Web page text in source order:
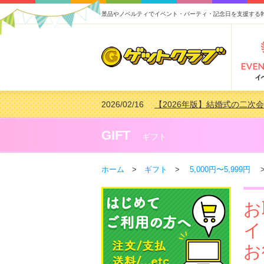
景品やノベルティでイベント・パーティ・記念日を支援する
2026/02/03【2026年版】ゴルフコンペ
2026/07/15【2026年版】ビンゴゲーム
2026/04/03
2026/02/16【2026年版】結婚式の二次
GIFT ギフト
ホーム > ギフト > 5,000円〜5,999円 >